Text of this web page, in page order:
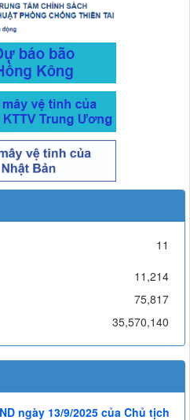
11
11,214
75,817
35,570,140
ngày 13/9/2025 của Chủ tịch